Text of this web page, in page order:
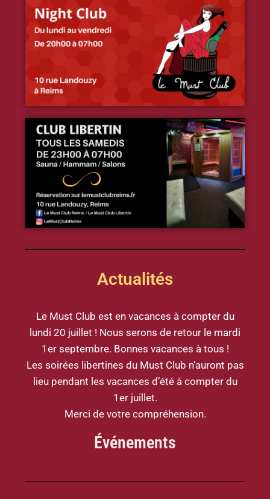
Actualités
Le Must Club est en vacances à compter du
lundi 20 juillet ! Nous serons de retour le mardi
1er septembre. Bonnes vacances à tous !
Les soirées libertines du Must Club n’auront pas
lieu pendant les vacances d’été à compter du
1er juillet.
Merci de votre compréhension.
Événements